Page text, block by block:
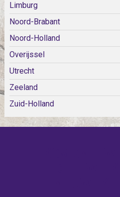
Limburg
Noord-Brabant
Noord-Holland
Overijssel
Utrecht
Zeeland
Zuid-Holland